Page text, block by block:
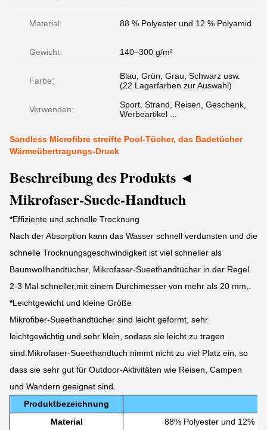
Material: 88 % Polyester und 12 % Polyamid
Gewicht: 140–300 g/m²
Farbe:
Blau, Grün, Grau, Schwarz usw.
(22 Lagerfarben zur Auswahl)
Verwenden:
Sport, Strand, Reisen, Geschenk,
Werbeartikel ...
Sandless Microfibre streifte Pool-Tücher, das Badetücher
Wärmeübertragungs-Druck
Beschreibung des Produkts ◄
Mikrofaser-Suede-Handtuch
*Effiziente und schnelle Trocknung
Nach der Absorption kann das Wasser schnell verdunsten und die
schnelle Trocknungsgeschwindigkeit ist viel schneller als
Baumwollhandtücher, Mikrofaser-Sueethandtücher in der Regel
2-3 Mal schneller,mit einem Durchmesser von mehr als 20 mm,.
*Leichtgewicht und kleine Größe
Mikrofiber-Sueethandtücher sind leicht geformt, sehr
leichtgewichtig und sehr klein, sodass sie leicht zu tragen
sind.Mikrofaser-Sueethandtuch nimmt nicht zu viel Platz ein, so
dass sie sehr gut für Outdoor-Aktivitäten wie Reisen, Campen
und Wandern geeignet sind.
Produktbezeichnung
Material
88% Polyester und 12%